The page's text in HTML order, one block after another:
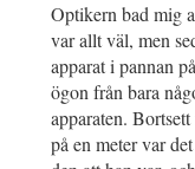
Optikern bad mig
var allt väl, men
apparat i pannan
ögon från bara
apparaten.
på en meter var